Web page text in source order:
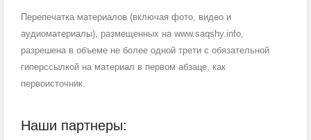
Перепечатка материалов (включая фото, видео и
аудиоматериалы), размещенных на www.saqshy.info,
разрешена в объеме не более одной трети с обязательной
гиперссылкой на материал в первом абзаце, как
первоисточник.
Наши партнеры: